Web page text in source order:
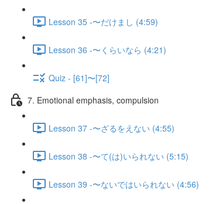
Lesson 35 -〜だけまし (4:59)
Lesson 36 -〜くらいなら (4:21)
Quiz - [61]〜[72]
7. Emotional emphasis, compulsion
Lesson 37 -〜ざるをえない (4:55)
Lesson 38 -〜て(は)いられない (5:15)
Lesson 39 -〜ないではいられない (4:56)